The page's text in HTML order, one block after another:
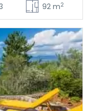
92 m2